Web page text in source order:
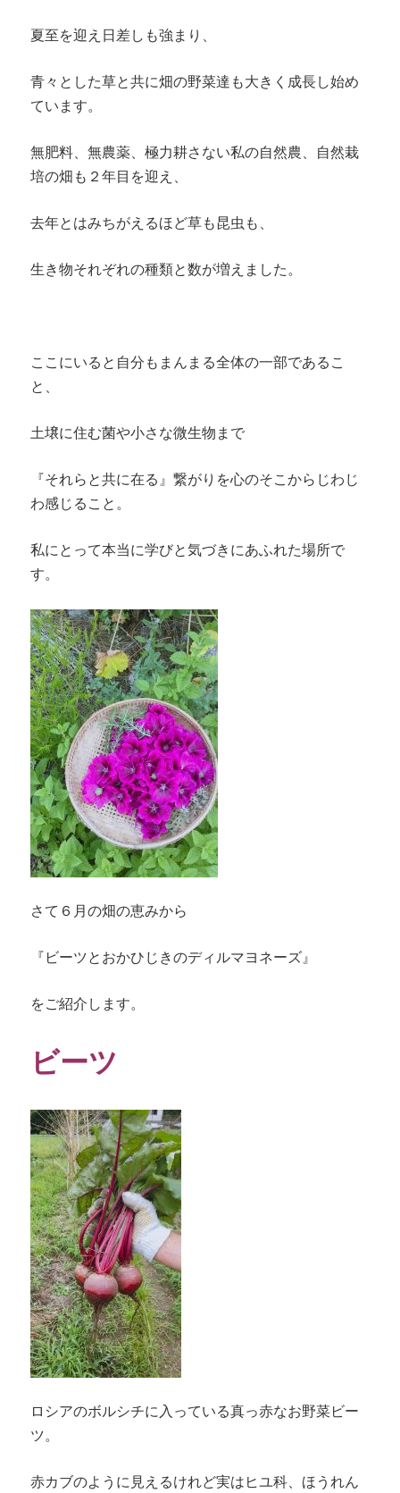
夏至を迎え日差しも強まり、
青々とした草と共に畑の野菜達も大きく成長し始め
ています。
無肥料、無農薬、極力耕さない私の自然農、自然栽
培の畑も２年目を迎え、
去年とはみちがえるほど草も昆虫も、
生き物それぞれの種類と数が増えました。
ここにいると自分もまんまる全体の一部であるこ
と、
土壌に住む菌や小さな微生物まで
『それらと共に在る』繋がりを心のそこからじわじ
わ感じること。
私にとって本当に学びと気づきにあふれた場所で
す。
さて６月の畑の恵みから
『ビーツとおかひじきのディルマヨネーズ』
をご紹介します。
ビーツ
ロシアのボルシチに入っている真っ赤なお野菜ビー
ツ。
赤カブのように見えるけれど実はヒユ科、ほうれん